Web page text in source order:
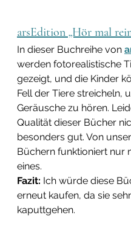
arsEdition „Hör mal
In dieser Buchreihe von
werden fotorealistische
gezeigt, und die Kinder
Fell der Tiere streicheln,
Geräusche zu hören.
Qualität dieser Bücher
besonders gut. Von
Büchern funktioniert nur
eines.
Fazit: Ich würde diese
erneut kaufen, da sie
kaputtgehen.